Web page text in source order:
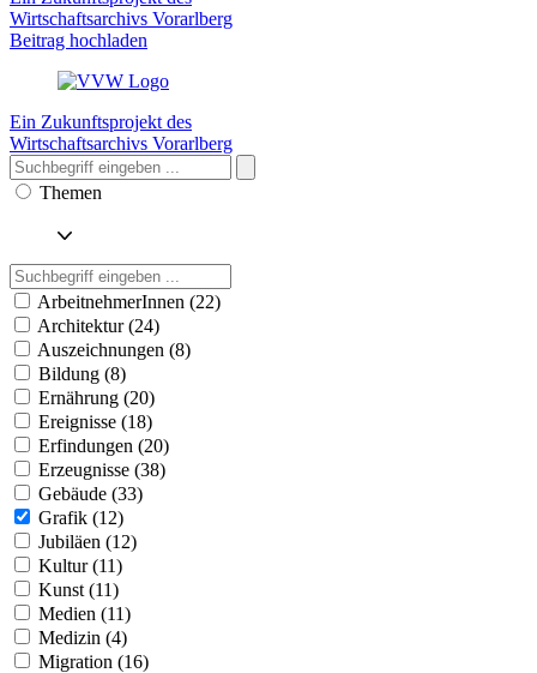
Wirtschaftsarchivs Vorarlberg
Beitrag hochladen
Ein Zukunftsprojekt des
Wirtschaftsarchivs Vorarlberg
Themen
ArbeitnehmerInnen (22)
Architektur (24)
Auszeichnungen (8)
Bildung (8)
Ernährung (20)
Ereignisse (18)
Erfindungen (20)
Erzeugnisse (38)
Gebäude (33)
Grafik (12)
Jubiläen (12)
Kultur (11)
Kunst (11)
Medien (11)
Medizin (4)
Migration (16)